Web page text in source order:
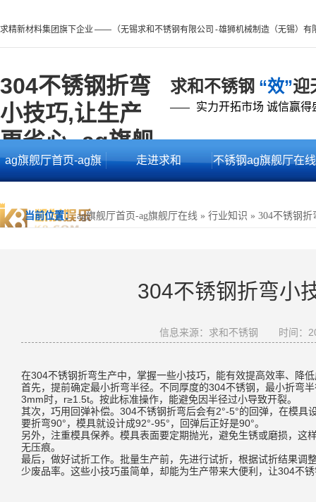
求精新材料集团旗下企业 —— （无锡求和不锈钢有限公司 - 雄狮机械制造（无锡）有
304不锈钢折弯
小技巧,让生产
更省心 -ag旗舰
厅首页
求和不锈钢 “效”迎
—— 实力开拓市场 诚信赢得
ag旗舰厅首页-ag旗 走进求和 不锈钢ag旗舰厅在线
当前位置： ag旗舰厅首页-ag旗舰厅在线 » 行业知识 » 304不锈钢
304不锈钢折弯小
信息来源：求和不锈钢 时间：
在304不锈钢折弯生产中，掌握一些小技巧，能有效提高效率、降
首先，提前确定最小折弯半径。不同厚度的304不锈钢，最小折弯
3mm时，r≥1.5t。按此标准操作，能避免因半径过小导致开裂。
其次，巧用回弹补偿。304不锈钢折弯后会有2°-5°的回弹，在模
要折弯90°，模具就设计成92°-95°，回弹后正好是90°。
另外，注重模具保养。模具表面要定期抛光，避免生锈或磨损，
无压痕。
最后，做好试折工作。批量生产前，先进行试折，根据试折结果
少废品率。这些小技巧虽简单，却能为生产带来大便利，让304不